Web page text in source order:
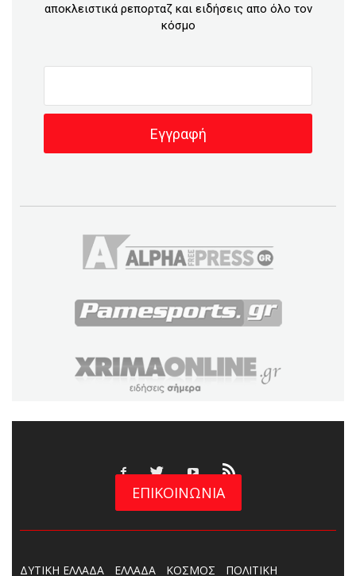
αποκλειστικά ρεπορταζ και ειδήσεις απο όλο τον
κόσμο
ΕΠΙΚΟΙΝΩΝΙΑ
ΔΥΤΙΚΗ ΕΛΛΑΔΑ ΕΛΛΑΔΑ ΚΟΣΜΟΣ ΠΟΛΙΤΙΚΗ